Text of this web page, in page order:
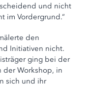
und nicht
im Vordergrund.“
den
Initiativen nicht.
ging bei der
der Workshop, in
sich und ihr